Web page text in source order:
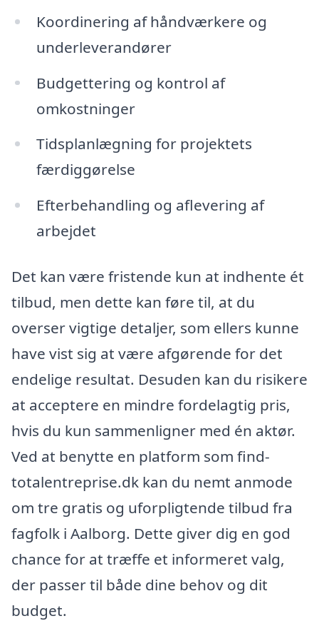
Koordinering af håndværkere og
underleverandører
Budgettering og kontrol af
omkostninger
Tidsplanlægning for projektets
færdiggørelse
Efterbehandling og aflevering af
arbejdet
Det kan være fristende kun at indhente ét
tilbud, men dette kan føre til, at du
overser vigtige detaljer, som ellers kunne
have vist sig at være afgørende for det
endelige resultat. Desuden kan du risikere
at acceptere en mindre fordelagtig pris,
hvis du kun sammenligner med én aktør.
Ved at benytte en platform som find-
totalentreprise.dk kan du nemt anmode
om tre gratis og uforpligtende tilbud fra
fagfolk i Aalborg. Dette giver dig en god
chance for at træffe et informeret valg,
der passer til både dine behov og dit
budget.